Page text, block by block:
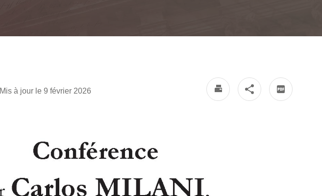
Mis à jour le 9 février 2026